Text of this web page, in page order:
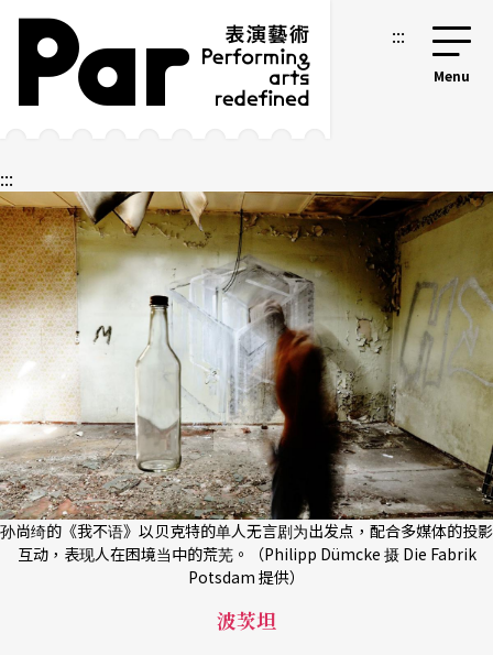
跳到主要内容区块
网站导览 :::
:::
孙尚绮的《我不语》以贝克特的单人无言剧为出发点，配合多媒体的投影
互动，表现人在困境当中的荒芜。（Philipp Dümcke 摄 Die Fabrik
Potsdam 提供）
波茨坦